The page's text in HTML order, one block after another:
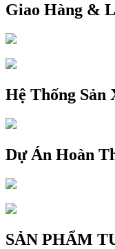
Giao Hàng &
Hệ Thống
Dự Án Hoàn
SẢN PHẨM